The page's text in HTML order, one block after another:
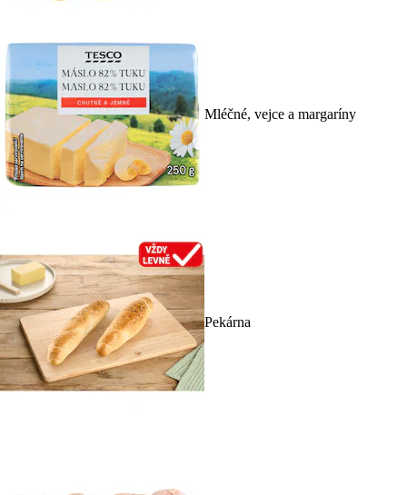
Mléčné, vejce a margaríny
Pekárna